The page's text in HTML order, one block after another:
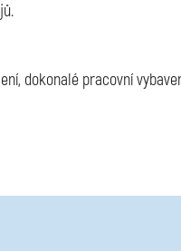
dokonalé pracovní